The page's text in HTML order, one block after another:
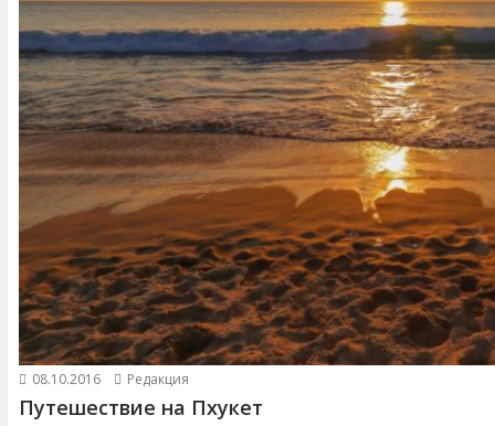
08.10.2016 Редакция
Путешествие на Пхукет